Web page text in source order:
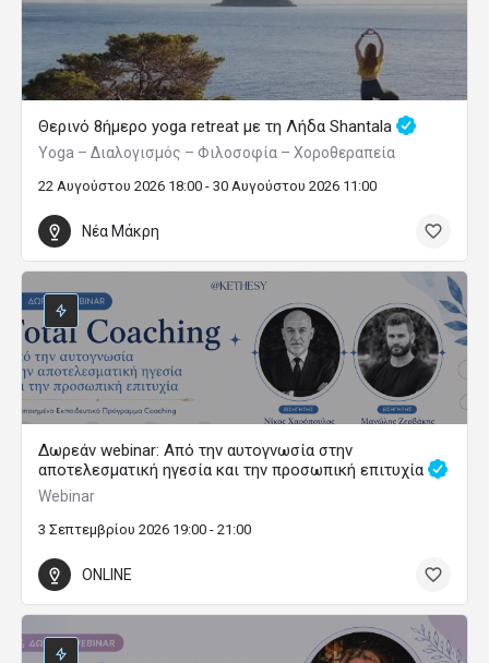
Θερινό 8ήμερο yoga retreat με τη Λήδα Shantala
Yoga – Διαλογισμός – Φιλοσοφία – Χοροθεραπεία
22 Αυγούστου 2026 18:00 - 30 Αυγούστου 2026 11:00
Νέα Μάκρη
Δωρεάν webinar: Από την αυτογνωσία στην
αποτελεσματική ηγεσία και την προσωπική επιτυχία
Webinar
3 Σεπτεμβρίου 2026 19:00 - 21:00
ONLINE